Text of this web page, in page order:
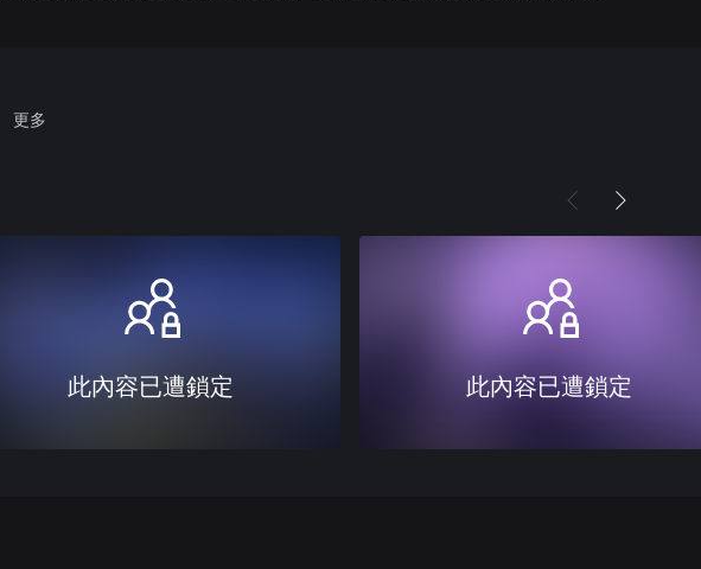
更多
此內容已遭鎖定 此內容已遭鎖定